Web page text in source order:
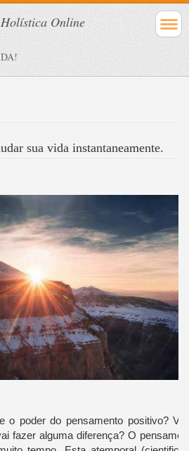
Online
sua vida instantaneamente.
o poder do pensamento positivo?
fazer alguma diferença? O